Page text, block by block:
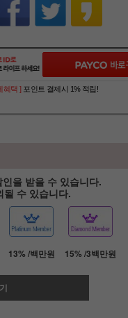
혜택 ] 포인트 결제시 1% 적립!
을 받을 수 있습니다.
될 수 있습니다.
13% /백만원 15% /3백만원